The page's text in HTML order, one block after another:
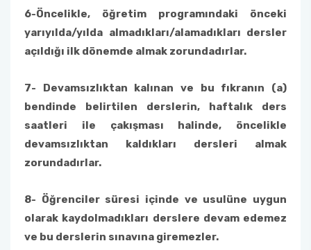
6-Öncelikle, öğretim programındaki önceki
yarıyılda/yılda almadıkları/alamadıkları dersler
açıldığı ilk dönemde almak zorundadırlar.
7- Devamsızlıktan kalınan ve bu fıkranın (a)
bendinde belirtilen derslerin, haftalık ders
saatleri ile çakışması halinde, öncelikle
devamsızlıktan kaldıkları dersleri almak
zorundadırlar.
8- Öğrenciler süresi içinde ve usulüne uygun
olarak kaydolmadıkları derslere devam edemez
ve bu derslerin sınavına giremezler.